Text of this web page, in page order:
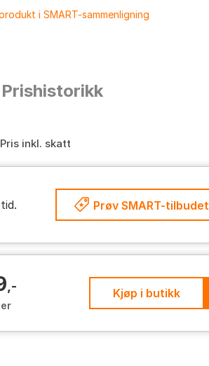
i SMART-sammenligning
Prishistorikk
Pris inkl. skatt
Prøv SMART-tilbudet
,- Kjøp i butikk